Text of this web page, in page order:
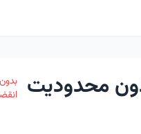
محدودیت